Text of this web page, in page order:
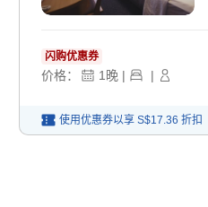
闪购优惠券
价格： 1晚 | |
使用优惠券以享 S$17.36 折扣